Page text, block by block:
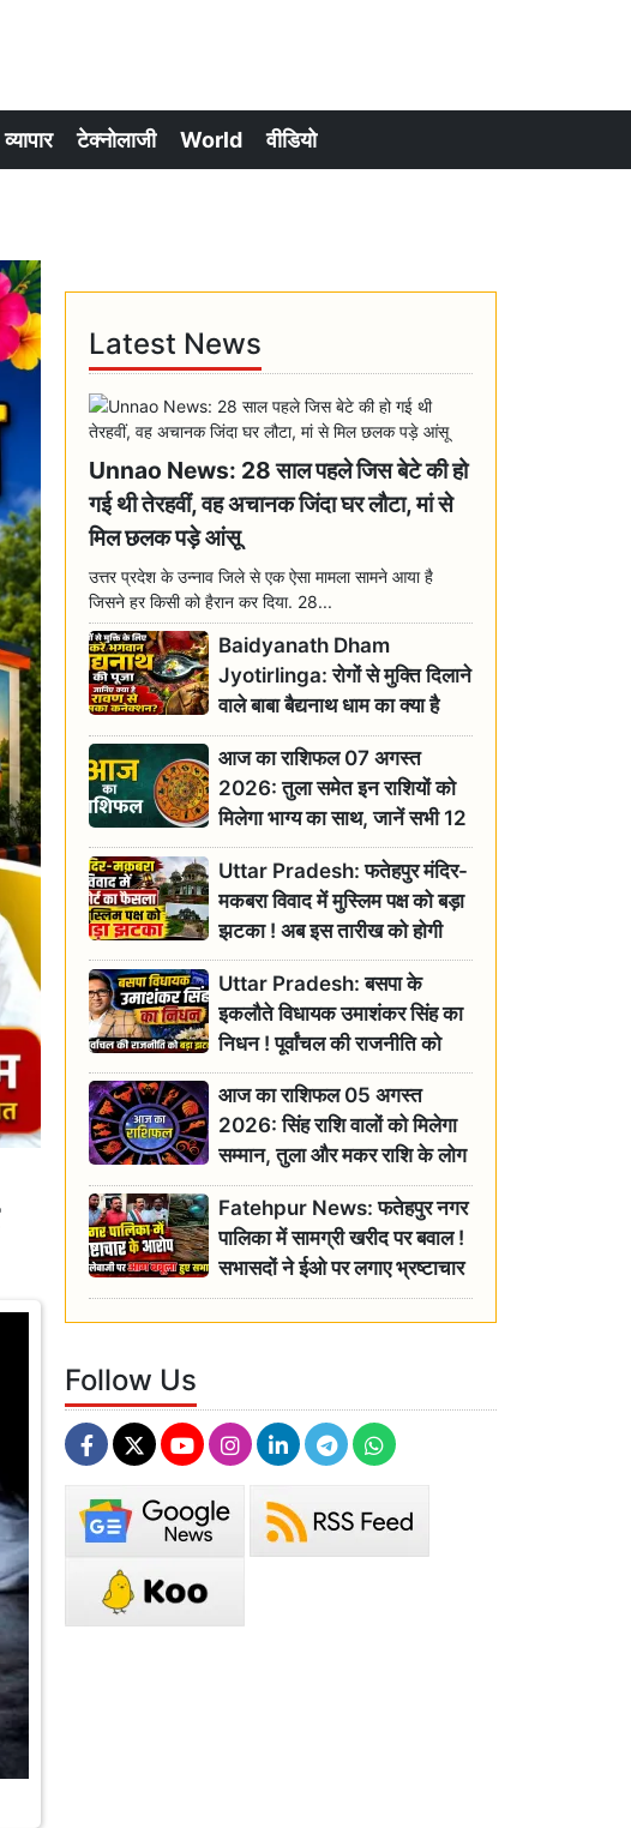
व्यापार टेक्नोलाजी World वीडियो
Latest News
Unnao News: 28 साल पहले जिस बेटे की हो
गई थी तेरहवीं, वह अचानक जिंदा घर लौटा, मां से
मिल छलक पड़े आंसू
उत्तर प्रदेश के उन्नाव जिले से एक ऐसा मामला सामने आया है
जिसने हर किसी को हैरान कर दिया. 28...
Baidyanath Dham
Jyotirlinga: रोगों से मुक्ति दिलाने
वाले बाबा बैद्यनाथ धाम का क्या है
रावण से संबंध? जानिए ज्योतिर्लिंग की
महिमा
आज का राशिफल 07 अगस्त
2026: तुला समेत इन राशियों को
मिलेगा भाग्य का साथ, जानें सभी 12
राशियों का दैनिक भाग्यफल
Uttar Pradesh: फतेहपुर मंदिर-
मकबरा विवाद में मुस्लिम पक्ष को बड़ा
झटका ! अब इस तारीख को होगी
सुनवाई
Uttar Pradesh: बसपा के
इकलौते विधायक उमाशंकर सिंह का
निधन ! पूर्वांचल की राजनीति को
बड़ा झटका, योगी ने जताया दुःख
आज का राशिफल 05 अगस्त
2026: सिंह राशि वालों को मिलेगा
सम्मान, तुला और मकर राशि के लोग
रहें सतर्क
Fatehpur News: फतेहपुर नगर
पालिका में सामग्री खरीद पर बवाल !
सभासदों ने ईओ पर लगाए भ्रष्टाचार
के गंभीर आरोप
Follow Us